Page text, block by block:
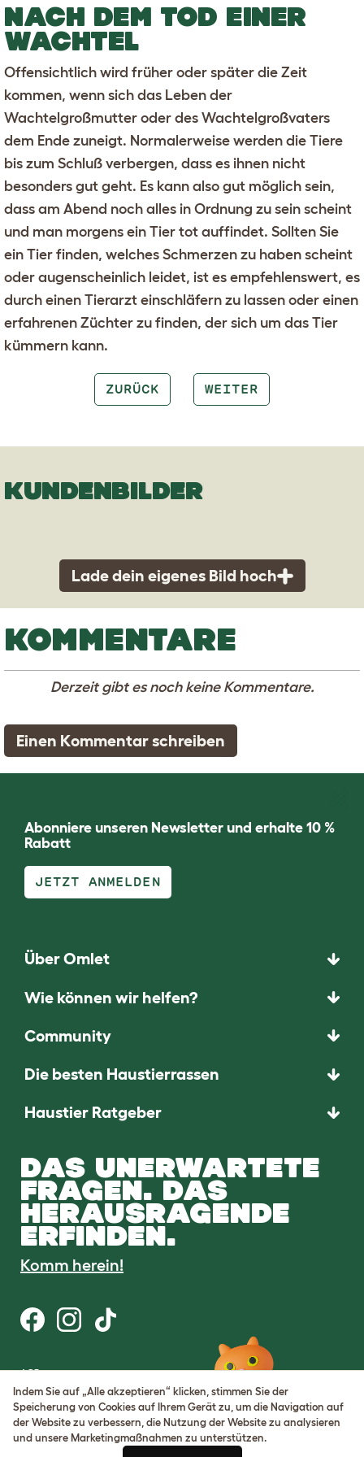
NACH DEM TOD EINER
WACHTEL
Offensichtlich wird früher oder später die Zeit
kommen, wenn sich das Leben der
Wachtelgroßmutter oder des Wachtelgroßvaters
dem Ende zuneigt. Normalerweise werden die Tiere
bis zum Schluß verbergen, dass es ihnen nicht
besonders gut geht. Es kann also gut möglich sein,
dass am Abend noch alles in Ordnung zu sein scheint
und man morgens ein Tier tot auffindet. Sollten Sie
ein Tier finden, welches Schmerzen zu haben scheint
oder augenscheinlich leidet, ist es empfehlenswert, es
durch einen Tierarzt einschläfern zu lassen oder einen
erfahrenen Züchter zu finden, der sich um das Tier
kümmern kann.
ZURÜCK WEITER
KUNDENBILDER
Lade dein eigenes Bild hoch
KOMMENTARE
Derzeit gibt es noch keine Kommentare.
Einen Kommentar schreiben
Abonniere unseren Newsletter und erhalte 10 %
Rabatt
JETZT ANMELDEN
Über Omlet
Wie können wir helfen?
Community
Die besten Haustierrassen
Haustier Ratgeber
DAS UNERWARTETE
FRAGEN. DAS
HERAUSRAGENDE
ERFINDEN.
Komm herein!
AGB
Datenschutz
Cookie Settings
Sitemap
Indem Sie auf „Alle akzeptieren“ klicken, stimmen Sie der
Speicherung von Cookies auf Ihrem Gerät zu, um die Navigation auf
der Website zu verbessern, die Nutzung der Website zu analysieren
und unsere Marketingmaßnahmen zu unterstützen.